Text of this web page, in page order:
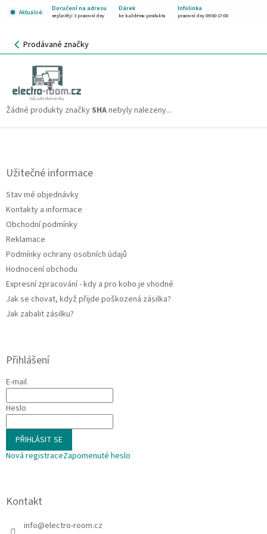
Aktuálně:
Doručení na adresu Dárek Infolinka
nejčastěji 3 pracovní dny ke každému produktu pracovní dny 09:00-17:00
NÁKUPNÍ
KOŠÍK
Prodávané značky
SHA
Žádné produkty značky SHAnebyly nalezeny...
Z
Užitečné informace
Stav mé objednávky
Kontakty a informace
Obchodní podmínky
Reklamace
Podmínky ochrany osobních údajů
Hodnocení obchodu
Expresní zpracování - kdy a pro koho je vhodné
Jak se chovat, když přijde poškozená zásilka?
Jak zabalit zásilku?
Přihlášení
E-mail
Heslo
PŘIHLÁSIT SE
Nová registraceZapomenuté heslo
Kontakt
info@electro-room.cz